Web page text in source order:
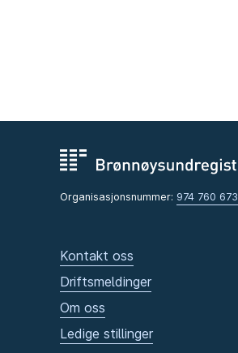
Organisasjonsnummer: 974 760 673
Kontakt oss
Driftsmeldinger
Om oss
Ledige stillinger